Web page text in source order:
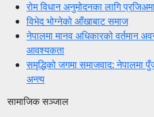
रोम विधान अनुमोदनका लागि
विभेद भोग्नेको आँखाबाट समाज
नेपालमा मानव अधिकारको वर्तमान
आवश्यकता
समृद्धिको जगमा समाजवाद: नेपालमा
अन्त्य
सामाजिक सञ्जाल